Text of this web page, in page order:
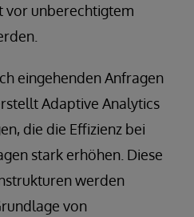
vor unberechtigtem
eingehenden Anfragen
Adaptive Analytics
die die Effizienz bei
stark erhöhen. Diese
werden
von